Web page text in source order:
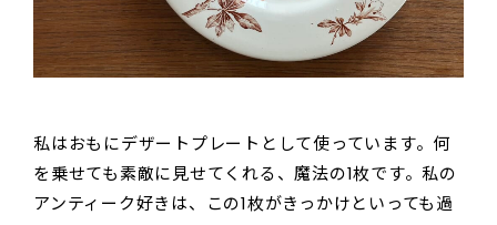
私はおもにデザートプレートとして使っています。何
を乗せても素敵に見せてくれる、魔法の1枚です。私の
アンティーク好きは、この1枚がきっかけといっても過